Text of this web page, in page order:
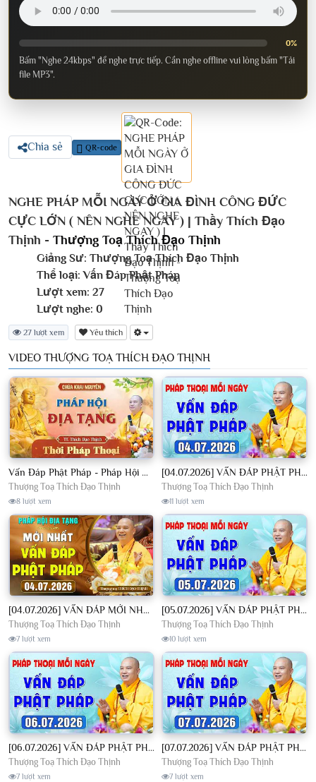
0%
Bấm "Nghe 24kbps" để nghe trực tiếp. Cần nghe offline vui lòng bấm "Tải
file MP3".
Chia sẻ QR-code
NGHE PHÁP MỖI NGÀY Ở GIA ĐÌNH CÔNG ĐỨC
CỰC LỚN ( NÊN NGHE NGAY ) | Thầy Thích Đạo
Thịnh - Thượng Toạ Thích Đạo Thịnh
Giảng Sư: Thượng Toạ Thích Đạo Thịnh
Thể loại: Vấn Đáp Phật Pháp
Lượt xem: 27
Lượt nghe: 0
27 lượt xem Yêu thích
VIDEO THƯỢNG TOẠ THÍCH ĐẠO THỊNH
Vấn Đáp Phật Pháp - Pháp Hội Địa Tạng Ngày 01/08/2026│TT. Thích Đạo Thịnh
Thượng Toạ Thích Đạo Thịnh
8 lượt xem
[04.07.2026] VẤN ĐÁP PHẬT PHÁP - Nghe Thầy giảng Pháp mỗi ngày CÔNG ĐỨC VÔ LƯỢNG│TT. Thích Đạo Thịnh
Thượng Toạ Thích Đạo Thịnh
11 lượt xem
[04.07.2026] VẤN ĐÁP MỚI NHẤT - Pháp Hội Địa Tạng Chùa Khai Nguyên | TT. Thích Đạo Thịnh
Thượng Toạ Thích Đạo Thịnh
7 lượt xem
[05.07.2026] VẤN ĐÁP PHẬT PHÁP - Nghe Thầy giảng Pháp mỗi ngày CÔNG ĐỨC VÔ LƯỢNG│TT. Thích Đạo Thịnh
Thượng Toạ Thích Đạo Thịnh
10 lượt xem
[06.07.2026] VẤN ĐÁP PHẬT PHÁP - Nghe Thầy giảng Pháp mỗi ngày CÔNG ĐỨC VÔ LƯỢNG│TT. Thích Đạo Thịnh
Thượng Toạ Thích Đạo Thịnh
7 lượt xem
[07.07.2026] VẤN ĐÁP PHẬT PHÁP - Nghe Thầy giảng Pháp mỗi ngày CÔNG ĐỨC VÔ LƯỢNG│TT. Thích Đạo Thịnh
Thượng Toạ Thích Đạo Thịnh
7 lượt xem